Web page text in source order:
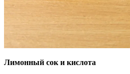
Лимонный сок и кислота